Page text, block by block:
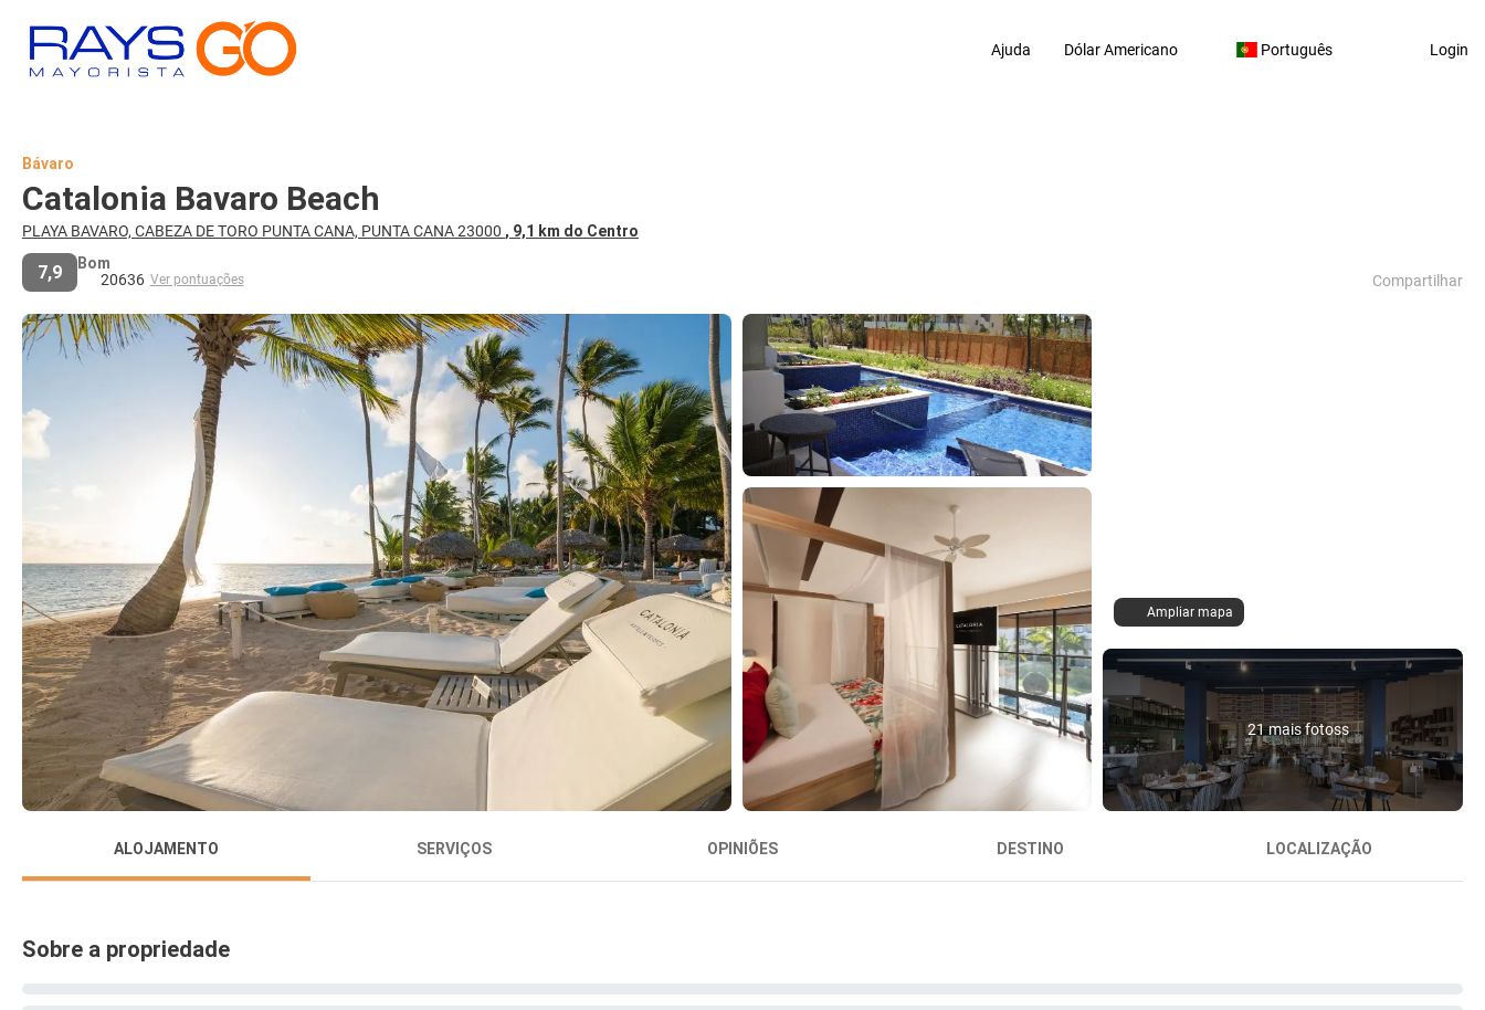
Ajuda Dólar Americano Português Login
Bávaro
Catalonia Bavaro Beach
PLAYA BAVARO, CABEZA DE TORO PUNTA CANA, PUNTA CANA 23000 , 9,1 km do Centro
7,9
Bom
20636 Ver pontuações Compartilhar
Ampliar mapa
21 mais fotoss
ALOJAMENTO SERVIÇOS OPINIÕES DESTINO LOCALIZAÇÃO
Sobre a propriedade